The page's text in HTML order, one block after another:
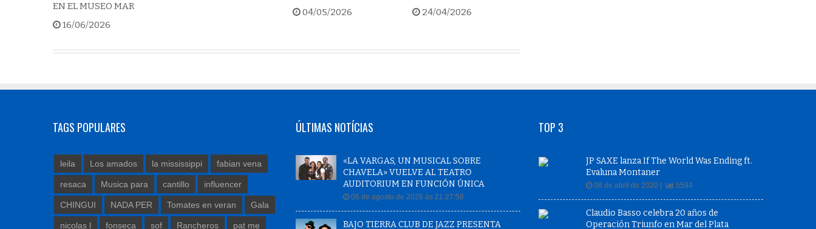
EN EL MUSEO MAR
16/06/2026
04/05/2026
24/04/2026
TAGS POPULARES
leila Los amados la mississippi fabian vena
resaca Musica para cantillo influencer
CHINGUI NADA PER Tomates en veran Gala
nicolas l fonseca sof Rancheros pat me
ÚLTIMAS NOTÍCIAS
«LA VARGAS, UN MUSICAL SOBRE
CHAVELA» VUELVE AL TEATRO
AUDITORIUM EN FUNCIÓN ÚNICA
06 de agosto de 2026 às 21:27:58
BAJO TIERRA CLUB DE JAZZ PRESENTA
TOP 3
JP SAXE lanza If The World Was Ending ft.
Evaluna Montaner
08 de abril de 2020 | 5594
Claudio Basso celebra 20 años de
Operación Triunfo en Mar del Plata